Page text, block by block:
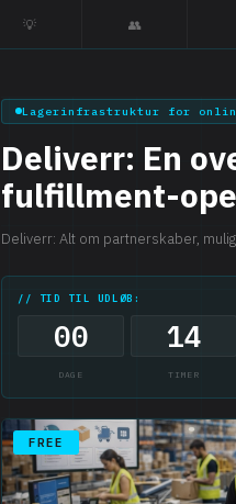
💡 👥
Lagerinfrastruktur for
Deliverr: En
fulfillment-
Deliverr: Alt om partnerskaber,
// TID TIL UDLØB:
00
DAGE
14
TIMER
FREE